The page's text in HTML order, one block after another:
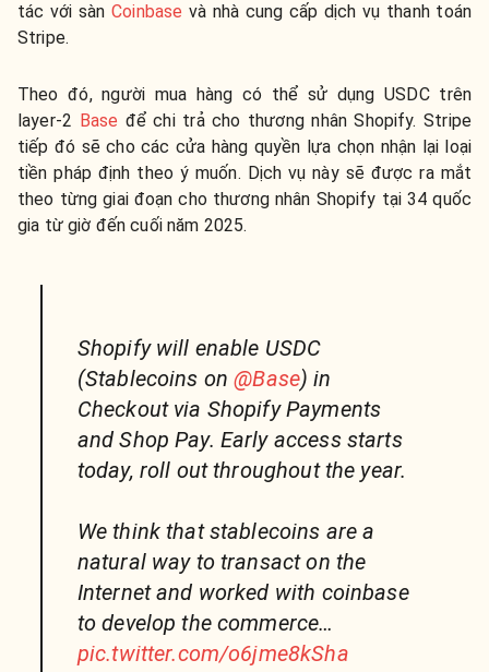
tác với sànCoinbase và nhà cung cấp dịch vụ thanh toán
Stripe.
Theo đó, người mua hàng có thể sử dụng USDC trên
layer-2 Base để chi trả cho thương nhân Shopify. Stripe
tiếp đó sẽ cho các cửa hàng quyền lựa chọn nhận lại loại
tiền pháp định theo ý muốn. Dịch vụ này sẽ được ra mắt
theo từng giai đoạn cho thương nhân Shopify tại 34 quốc
gia từ giờ đến cuối năm 2025.
Shopify will enable USDC
(Stablecoins on@Base) in
Checkout via Shopify Payments
and Shop Pay. Early access starts
today, roll out throughout the year.
We think that stablecoins are a
natural way to transact on the
Internet and worked with coinbase
to develop the commerce…
pic.twitter.com/o6jme8kSha